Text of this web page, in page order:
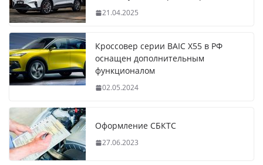
21.04.2025
Кроссовер серии BAIC X55 в РФ
оснащен дополнительным
функционалом
02.05.2024
Оформление СБКТС
27.06.2023